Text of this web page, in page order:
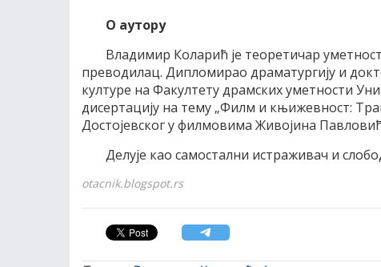
О аутору
Владимир Коларић је теоретичар
преводилац. Дипломирао драматургију и
културе на Факултету драмских уметности
дисертацију на тему „Филм и књижевност:
Достојевског у филмовима Живојина
Делује као самостални истраживач и
otacnik.blogspot.rs